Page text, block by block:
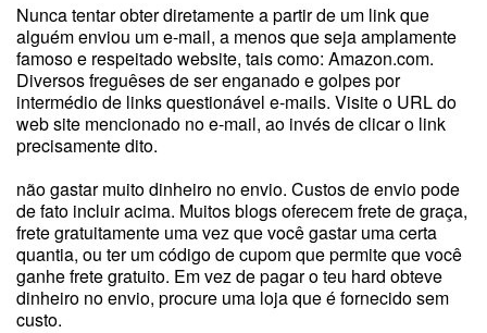
Nunca tentar obter diretamente a partir de um link que
alguém enviou um e-mail, a menos que seja amplamente
famoso e respeitado website, tais como: Amazon.com.
Diversos freguêses de ser enganado e golpes por
intermédio de links questionável e-mails. Visite o URL do
web site mencionado no e-mail, ao invés de clicar o link
precisamente dito.
não gastar muito dinheiro no envio. Custos de envio pode
de fato incluir acima. Muitos blogs oferecem frete de graça,
frete gratuitamente uma vez que você gastar uma certa
quantia, ou ter um código de cupom que permite que você
ganhe frete gratuito. Em vez de pagar o teu hard obteve
dinheiro no envio, procure uma loja que é fornecido sem
custo.